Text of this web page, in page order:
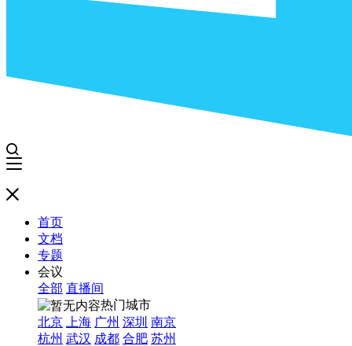
首页
文档
专题
会议
全部 直播间
热门城市
北京
上海 广州 深圳 南京
杭州 武汉 成都 合肥 苏州